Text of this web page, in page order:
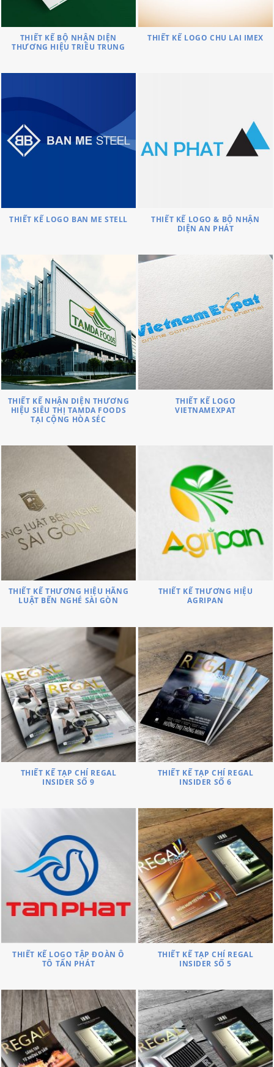
THIẾT KẾ BỘ NHẬN DIỆN
THƯƠNG HIỆU TRIỀU TRUNG
THIẾT KẾ LOGO CHU LAI IMEX
THIẾT KẾ LOGO BAN ME STELL
THIẾT KẾ LOGO & BỘ NHẬN
DIỆN AN PHÁT
THIẾT KẾ NHẬN DIỆN THƯƠNG
HIỆU SIÊU THỊ TAMDA FOODS
TẠI CỘNG HÒA SÉC
THIẾT KẾ LOGO
VIETNAMEXPAT
THIẾT KẾ THƯƠNG HIỆU HÃNG
LUẬT BẾN NGHÉ SÀI GÒN
THIẾT KẾ THƯƠNG HIỆU
AGRIPAN
THIẾT KẾ TẠP CHÍ REGAL
INSIDER SỐ 9
THIẾT KẾ TẠP CHÍ REGAL
INSIDER SỐ 6
THIẾT KẾ LOGO TẬP ĐOÀN Ô
TÔ TẤN PHÁT
THIẾT KẾ TẠP CHÍ REGAL
INSIDER SỐ 5